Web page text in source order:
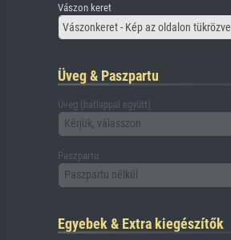
Vászon keret
Vászonkeret - Kép az oldalon tükrözve
Üveg & Paszpartu
Üveg (hátlappal együtt)
Kérjük, válasszon
Paszpartu
Paszpartu nélkül
Egyebek & Extra kiegészítők